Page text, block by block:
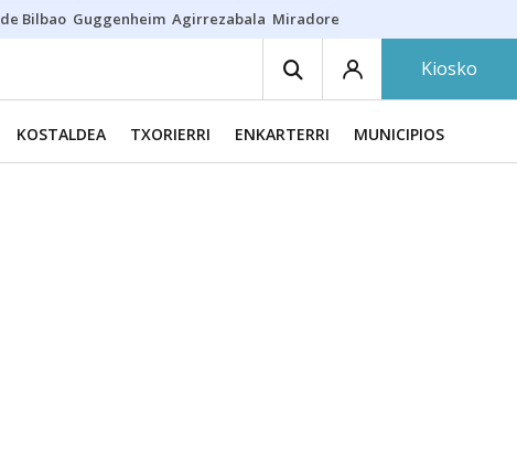
Bilbao Guggenheim Agirrezabala Miradores en Bilbao
Kiosko
KOSTALDEA TXORIERRI ENKARTERRI MUNICIPIOS